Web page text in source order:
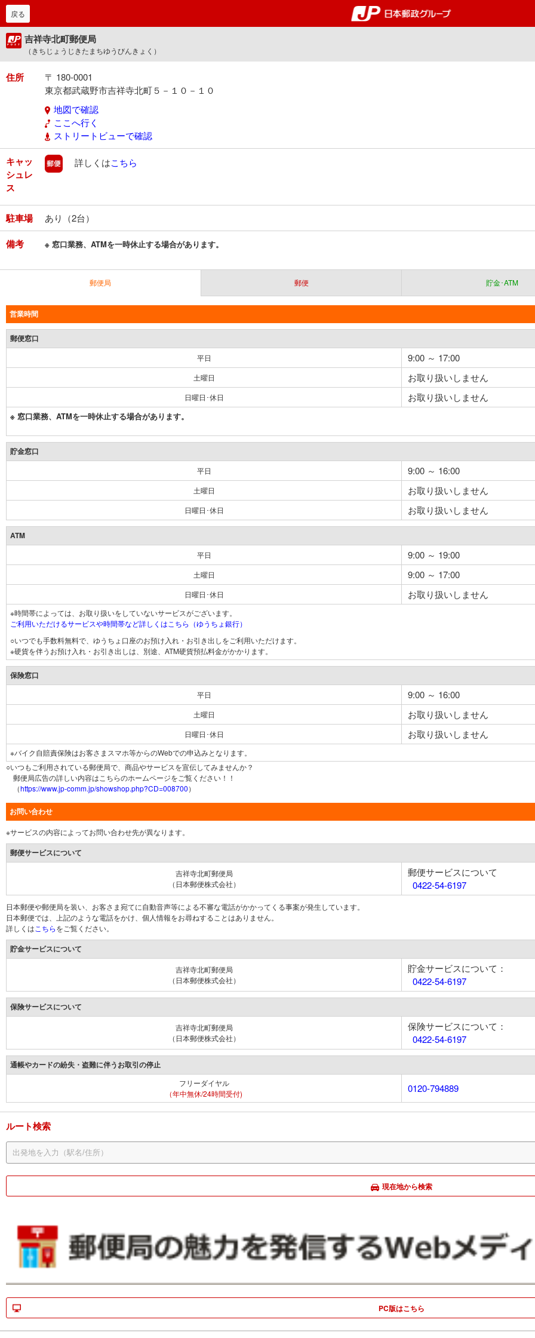
郵便局・日本郵政グルー
戻る
吉祥寺北町郵便局
（きちじょうじきたまちゆうびんきょく）
住所
〒 180-0001
東京都武蔵野市吉祥寺北町５－１０－１０
地図で確認
ここへ行く
ストリートビューで確認
キャッ
シュレ
ス
郵便
詳しくはこちら
駐車場 あり（2台）
備考 ※ 窓口業務、ATMを一時休止する場合があります。
郵便局 郵便 貯金･ATM
営業時間
郵便窓口
平日 9:00 ～ 17:00
土曜日 お取り扱いしません
日曜日･休日 お取り扱いしません
※ 窓口業務、ATMを一時休止する場合があります。
貯金窓口
平日 9:00 ～ 16:00
土曜日 お取り扱いしません
日曜日･休日 お取り扱いしません
ATM
平日 9:00 ～ 19:00
土曜日 9:00 ～ 17:00
日曜日･休日 お取り扱いしません
※時間帯によっては、お取り扱いをしていないサービスがございます。
ご利用いただけるサービスや時間帯など詳しくはこちら（ゆうちょ銀行）
○いつでも手数料無料で、ゆうちょ口座のお預け入れ・お引き出しをご利用いただけます。
※硬貨を伴うお預け入れ・お引き出しは、別途、ATM硬貨預払料金がかかります。
保険窓口
平日 9:00 ～ 16:00
土曜日 お取り扱いしません
日曜日･休日 お取り扱いしません
※バイク自賠責保険はお客さまスマホ等からのWebでの申込みとなります。
○いつもご利用されている郵便局で、商品やサービスを宣伝してみませんか？
郵便局広告の詳しい内容はこちらのホームページをご覧ください！！
（https://www.jp-comm.jp/showshop.php?CD=008700）
お問い合わせ
※サービスの内容によってお問い合わせ先が異なります。
郵便サービスについて
吉祥寺北町郵便局
（日本郵便株式会社）
郵便サービスについて
0422-54-6197
日本郵便や郵便局を装い、お客さま宛てに自動音声等による不審な電話がかかってくる事案が発生しています。
日本郵便では、上記のような電話をかけ、個人情報をお尋ねすることはありません。
詳しくは こちらをご覧ください。
貯金サービスについて
吉祥寺北町郵便局
（日本郵便株式会社）
貯金サービスについて：
0422-54-6197
保険サービスについて
吉祥寺北町郵便局
（日本郵便株式会社）
保険サービスについて：
0422-54-6197
通帳やカードの紛失・盗難に伴うお取引の停止
フリーダイヤル
（年中無休/24時間受付)
0120-794889
ルート検索
現在地から検索
PC版はこちら